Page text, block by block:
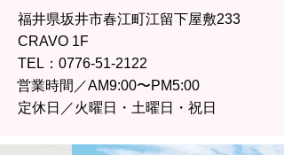
福井県坂井市春江町江留下屋敷233
CRAVO 1F
TEL：0776-51-2122
営業時間／AM9:00〜PM5:00
定休日／火曜日・土曜日・祝日